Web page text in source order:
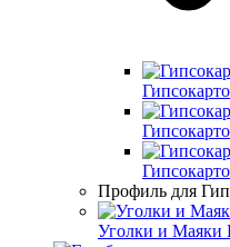
Профиль для
Уголки и Маяки